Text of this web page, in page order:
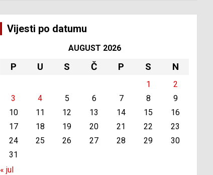
Vijesti po datumu
AUGUST 2026
P U S Č P S N
1
2
3
4 5 6 7 8
9
10
11 12 13 14 15
16
17
18 19 20 21 22
23
24
25 26 27 28 29
30
31
« jul